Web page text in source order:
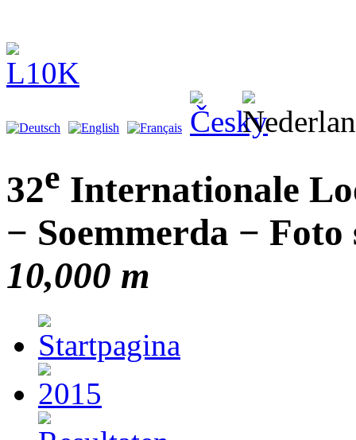
32e Internationale
− Soemmerda − Foto
10,000 m